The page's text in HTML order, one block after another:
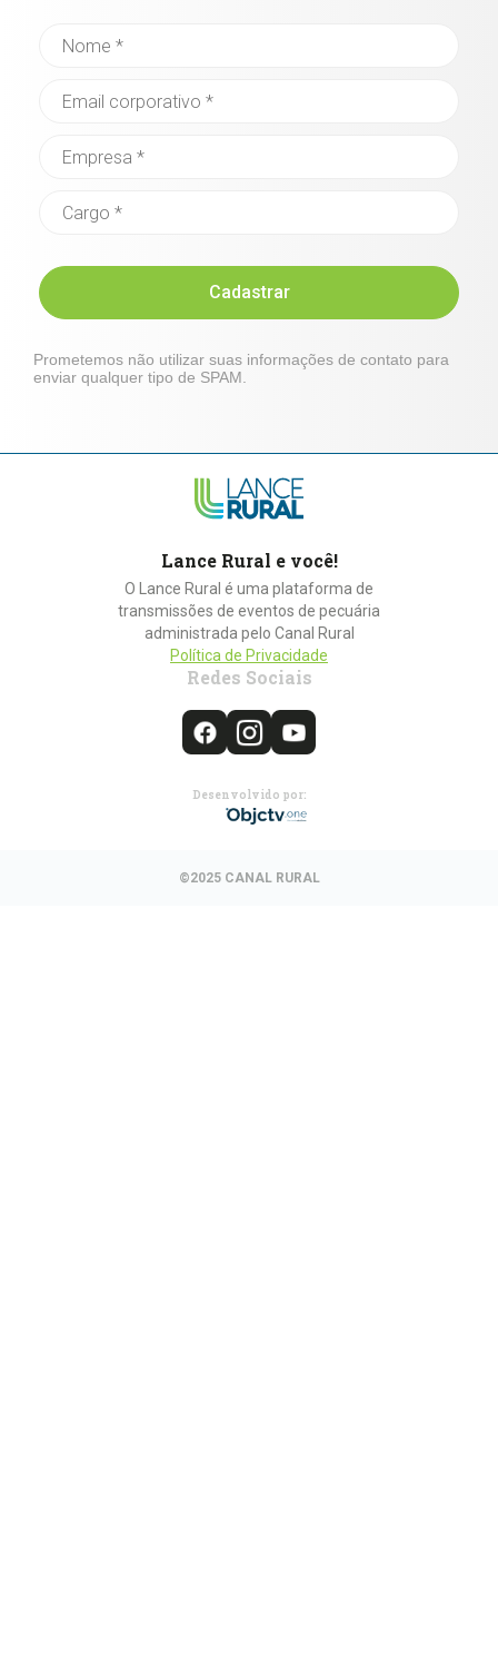
Cadastrar
Prometemos não utilizar suas informações de contato para
enviar qualquer tipo de SPAM.
Lance Rural e você!
O Lance Rural é uma plataforma de
transmissões de eventos de pecuária
administrada pelo Canal Rural
Política de Privacidade
Redes Sociais
Desenvolvido por:
©2025 CANAL RURAL